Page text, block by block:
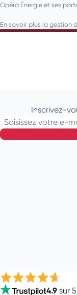
Opéra Énergie et ses
En savoir plus la gestion
Inscrivez-
Saisissez votre e-
4.9 sur 5